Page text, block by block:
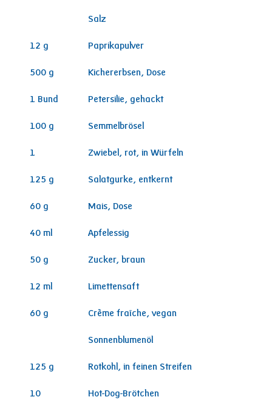
Salz
12 g Paprikapulver
500 g Kichererbsen, Dose
1 Bund Petersilie, gehackt
100 g Semmelbrösel
1 Zwiebel, rot, in Würfeln
125 g Salatgurke, entkernt
60 g Mais, Dose
40 ml Apfelessig
50 g Zucker, braun
12 ml Limettensaft
60 g Crème fraîche, vegan
Sonnenblumenöl
125 g Rotkohl, in feinen Streifen
10 Hot-Dog-Brötchen